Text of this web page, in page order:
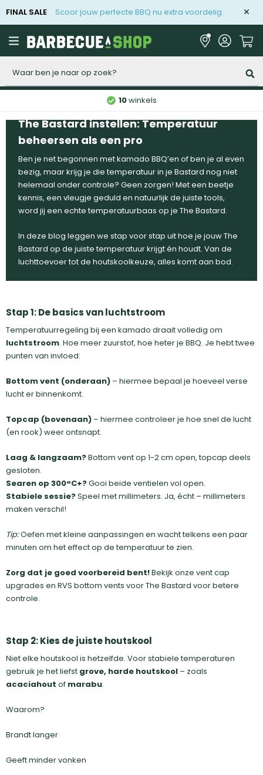
FINAL SALE Scoor jouw perfecte BBQ nu extra voordelig
10winkels
The Bastard instellen: Temperatuur
beheersen als een pro
Ben je net begonnen met kamado BBQ’en of ben je al even
bezig, maar krijg je die temperatuur in je Bastard nog niet
helemaal onder controle? Geen zorgen! Met een beetje
kennis, een vleugje geduld en natuurlijk de juiste tools,
word jij een echte temperatuurbaas op je The Bastard.
In deze blog leggen we stap voor stap uit hoe je jouw The
Bastard op de juiste temperatuur krijgt én houdt. Van de
luchttoevoer tot de houtskoolkeuze, alles komt aan bod.
Stap 1: De basics van luchtstroom
Temperatuurregeling bij een kamado draait volledig om
luchtstroom. Hoe meer zuurstof, hoe heter je BBQ. Je hebt twee
punten van invloed:
Bottom vent (onderaan) – hiermee bepaal je hoeveel verse
lucht er binnenkomt.
Topcap (bovenaan) – hiermee controleer je hoe snel de lucht
(en rook) weer ontsnapt.
Laag & langzaam?Bottom vent op 1-2 cm open, topcap deels
gesloten.
Searen op 300°C+?Gooi beide ventielen vol open.
Stabiele sessie?Speel met millimeters. Ja, écht – millimeters
maken verschil!
Tip:Oefen met kleine aanpassingen en wacht telkens een paar
minuten om het effect op de temperatuur te zien.
Zorg dat je goed voorbereid bent!Bekijk onze vent cap
upgrades en RVS bottom vents voor The Bastard voor betere
controle.
Stap 2: Kies de juiste houtskool
Niet elke houtskool is hetzelfde. Voor stabiele temperaturen
gebruik je het liefst grove, harde houtskool – zoals
acaciahout of marabu.
Waarom?
Brandt langer
Geeft minder vonken